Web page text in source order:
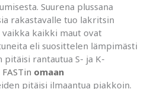
Suurena plussana
rakastavalle tuo lakritsin
kaikki maut ovat
eli suosittelen lämpimästi
rantautua S- ja K-
FASTin omaan
pitäisi ilmaantua piakkoin.